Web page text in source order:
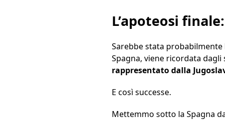
L’apoteosi
Sarebbe stata probabilmente
Spagna, viene ricordata
rappresentato dalla
E così successe.
Mettemmo sotto la Spagna